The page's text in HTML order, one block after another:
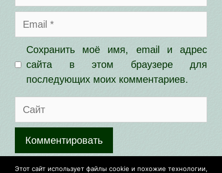
Email
Сохранить моё имя, email и адрес
сайта в этом браузере для
последующих моих комментариев.
Сайт
Этот сайт использует Akismet для
Этот сайт использует файлы cookie и похожие технологии,